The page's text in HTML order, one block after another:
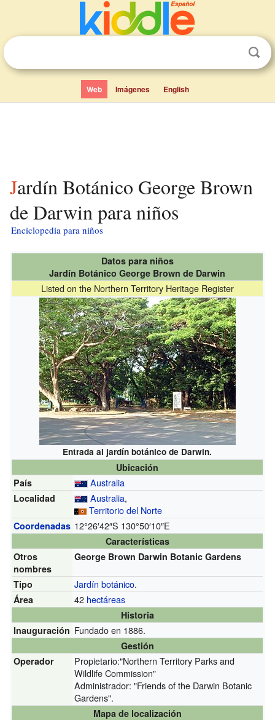
Web Imágenes English
Jardín Botánico George Brown
de Darwin para niños
Enciclopedia para niños
Datos para niños
Jardín Botánico George Brown de Darwin
Listed on the Northern Territory Heritage Register
Entrada al jardín botánico de Darwin.
Ubicación
País
Australia
Localidad Australia,
Territorio del Norte
Coordenadas 12°26′42″S 130°50′10″E
Características
Otros
nombres
George Brown Darwin Botanic Gardens
Tipo Jardín botánico.
Área 42 hectáreas
Historia
Inauguración Fundado en 1886.
Gestión
Operador
Propietario:"Northern Territory Parks and
Wildlife Commission"
Administrador: "Friends of the Darwin Botanic
Gardens".
Mapa de localización